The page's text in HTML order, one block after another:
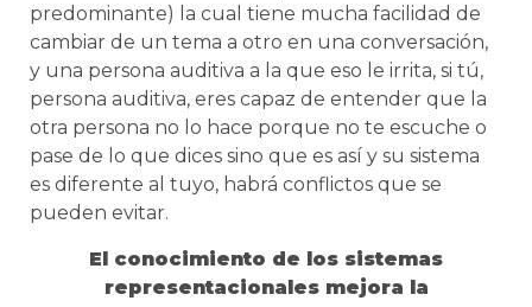
predominante) la cual tiene mucha facilidad de
cambiar de un tema a otro en una conversación,
y una persona auditiva a la que eso le irrita, si tú,
persona auditiva, eres capaz de entender que la
otra persona no lo hace porque no te escuche o
pase de lo que dices sino que es así y su sistema
es diferente al tuyo, habrá conflictos que se
pueden evitar.
El conocimiento de los sistemas
representacionales mejora la